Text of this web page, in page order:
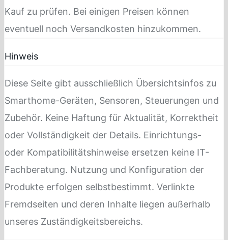
Kauf zu prüfen. Bei einigen Preisen können
eventuell noch Versandkosten hinzukommen.
Hinweis
Diese Seite gibt ausschließlich Übersichtsinfos zu
Smarthome-Geräten, Sensoren, Steuerungen und
Zubehör. Keine Haftung für Aktualität, Korrektheit
oder Vollständigkeit der Details. Einrichtungs-
oder Kompatibilitätshinweise ersetzen keine IT-
Fachberatung. Nutzung und Konfiguration der
Produkte erfolgen selbstbestimmt. Verlinkte
Fremdseiten und deren Inhalte liegen außerhalb
unseres Zuständigkeitsbereichs.